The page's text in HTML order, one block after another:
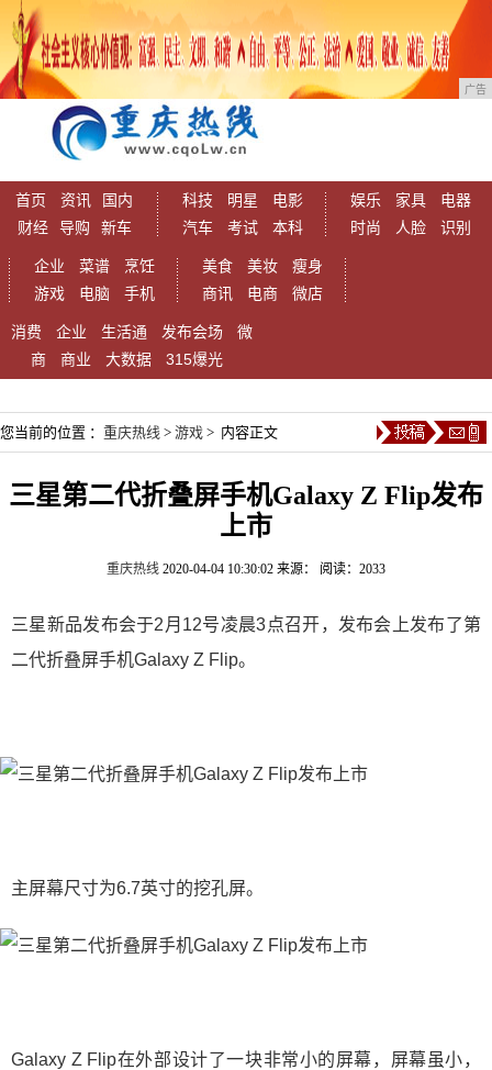
广告
首页 资讯
国内
财经
导购 新车
科技 明星
电影
汽车
考试 本科
娱乐 家具
电器
时尚
人脸 识别
企业 菜谱
烹饪
游戏
电脑 手机
美食 美妆
瘦身
商讯
电商 微店
消费 企业 生活通 发布会场
微
商
商业 大数据 315爆光
您当前的位置 ： 重庆热线 > 游戏 > 内容正文
三星第二代折叠屏手机Galaxy Z Flip发布
上市
重庆热线 2020-04-04 10:30:02 来源： 阅读：2033
三星新品发布会于2月12号凌晨3点召开，发布会上发布了第
二代折叠屏手机Galaxy Z Flip。
主屏幕尺寸为6.7英寸的挖孔屏。
Galaxy Z Flip在外部设计了一块非常小的屏幕，屏幕虽小，